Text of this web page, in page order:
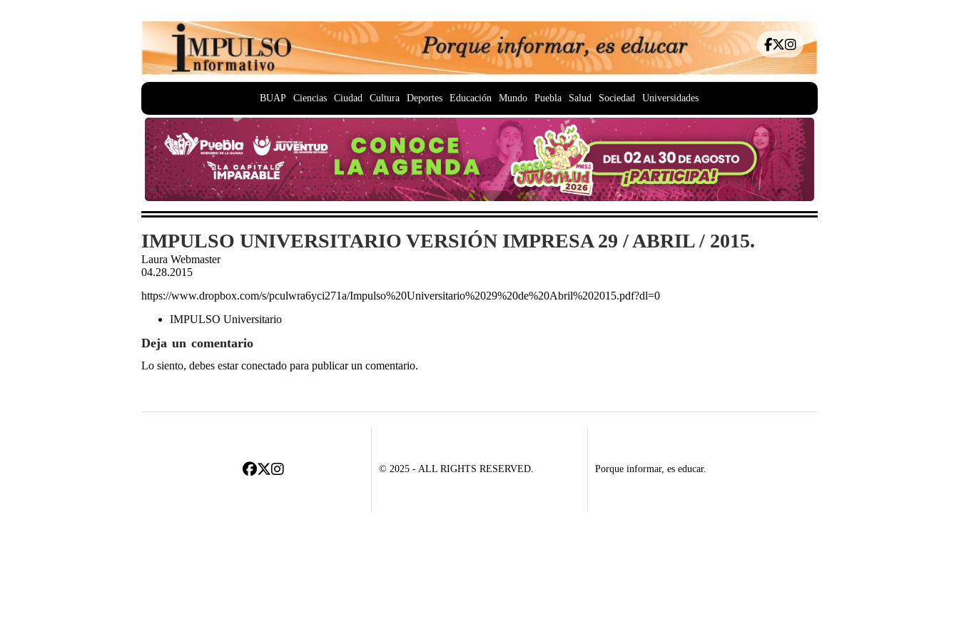
BUAP Ciencias Ciudad Cultura Deportes Educación Mundo Puebla Salud Sociedad Universidades
IMPULSO UNIVERSITARIO VERSIÓN IMPRESA 29 / ABRIL / 2015.
Laura Webmaster
04.28.2015
https://www.dropbox.com/s/pculwra6yci271a/Impulso%20Universitario%2029%20de%20Abril%202015.pdf?dl=0
IMPULSO Universitario
Deja un comentario
Lo siento, debes estarconectado para publicar un comentario.
© 2025 - ALL RIGHTS RESERVED. Porque informar, es educar.